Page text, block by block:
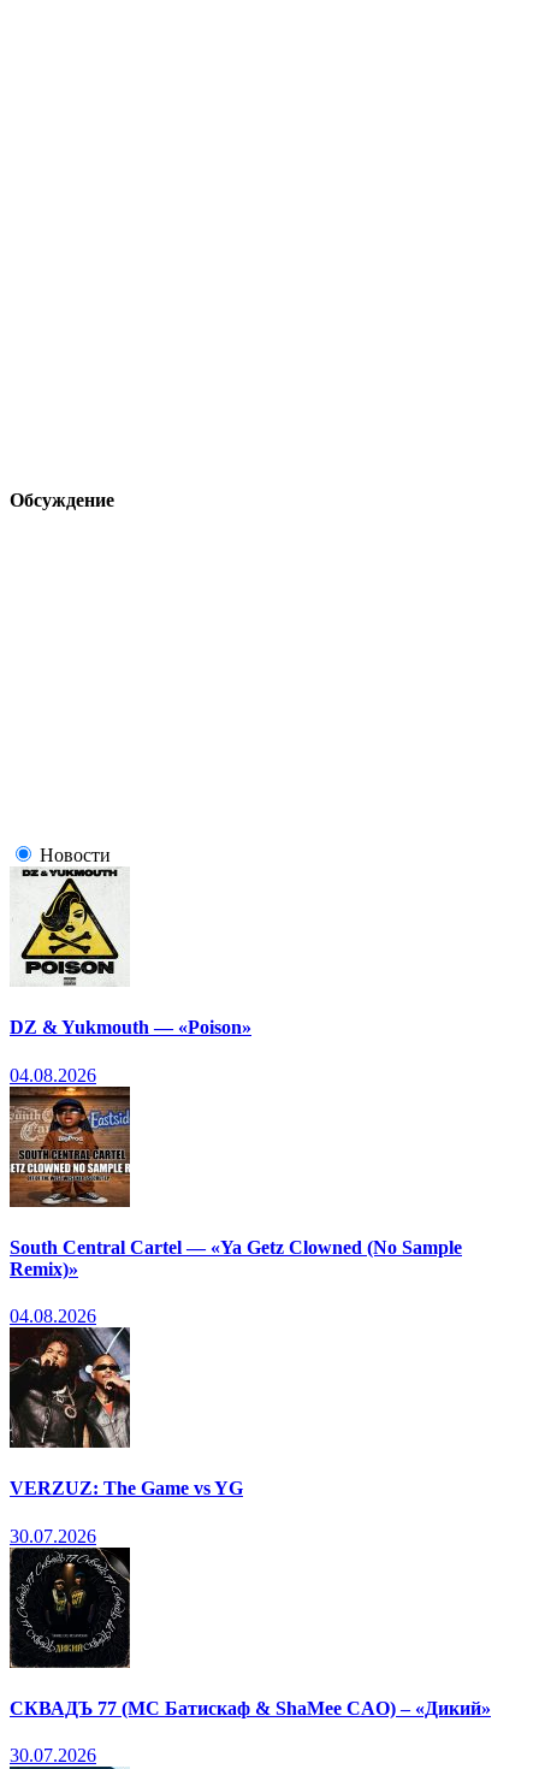
Обсуждение
Новости
DZ & Yukmouth — «Poison»
04.08.2026
South Central Cartel — «Ya Getz Clowned (No Sample
Remix)»
04.08.2026
VERZUZ: The Game vs YG
30.07.2026
СКВАДЪ 77 (МС Батискаф & ShaMee CAO) – «Дикий»
30.07.2026